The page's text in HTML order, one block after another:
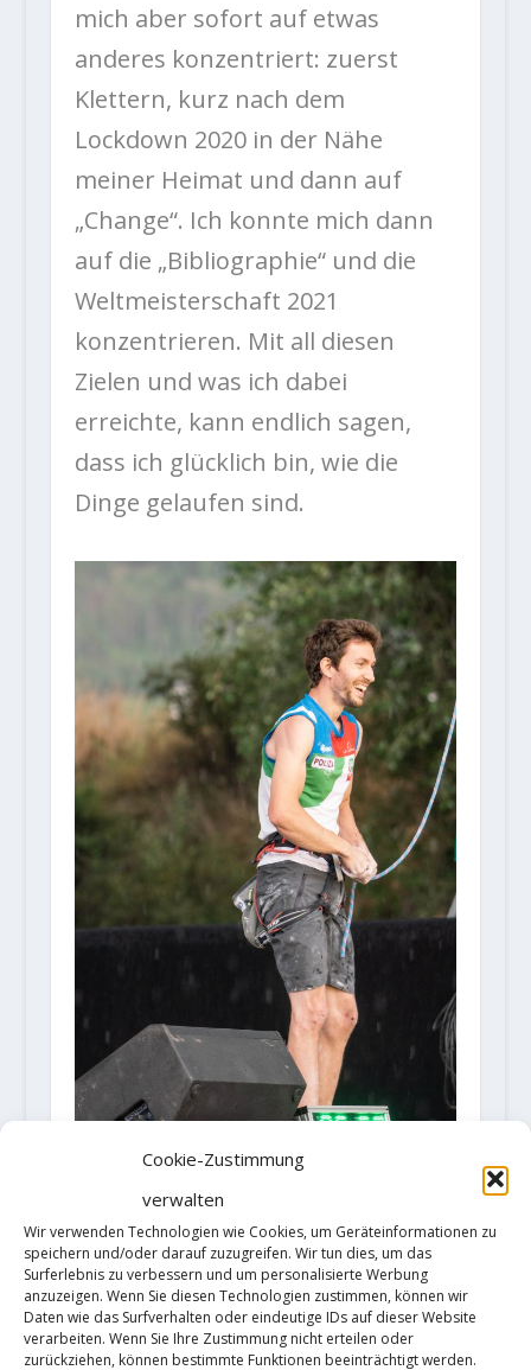
Cookie-Zustimmung
verwalten
Wir verwenden Technologien wie Cookies, um Geräteinformationen zu
speichern und/oder darauf zuzugreifen. Wir tun dies, um das
Surferlebnis zu verbessern und um personalisierte Werbung
anzuzeigen. Wenn Sie diesen Technologien zustimmen, können wir
Daten wie das Surfverhalten oder eindeutige IDs auf dieser Website
verarbeiten. Wenn Sie Ihre Zustimmung nicht erteilen oder
zurückziehen, können bestimmte Funktionen beeinträchtigt werden.
mich aber sofort auf etwas
anderes konzentriert: zuerst
Klettern, kurz nach dem
Lockdown 2020 in der Nähe
meiner Heimat und dann auf
„Change“. Ich konnte mich dann
auf die „Bibliographie“ und die
Weltmeisterschaft 2021
konzentrieren. Mit all diesen
Zielen und was ich dabei
erreichte, kann endlich sagen,
dass ich glücklich bin, wie die
Dinge gelaufen sind.
Als derzeit bester Lead-
Kletterer (Gratulation
übrigens zum Weltcupsieg)
bleibst du dem
Wettkampfklettern treu.
Unternimmst du einen neuen